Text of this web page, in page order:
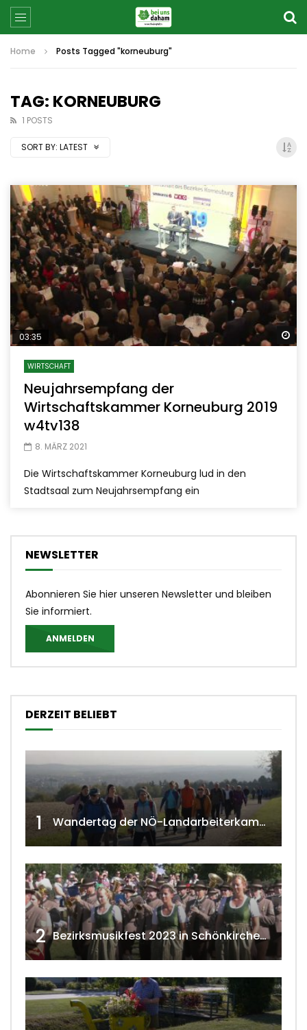
Home Posts Tagged "korneuburg"
TAG: KORNEUBURG
1 POSTS
SORT BY: LATEST
03:35
WIRTSCHAFT
Neujahrsempfang der
Wirtschaftskammer Korneuburg 2019
w4tv138
8. MÄRZ 2021
Die Wirtschaftskammer Korneuburg lud in den
Stadtsaal zum Neujahrsempfang ein
NEWSLETTER
Abonnieren Sie hier unseren Newsletter und bleiben
Sie informiert.
ANMELDEN
DERZEIT BELIEBT
1 Wandertag der NÖ-Landarbeiterkammer in Hollabrunn 2024
2 Bezirksmusikfest 2023 in Schönkirchen-Reyersdorf